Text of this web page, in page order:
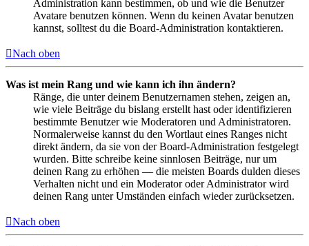
Administration kann bestimmen, ob und wie die Benutzer
Avatare benutzen können. Wenn du keinen Avatar benutzen
kannst, solltest du die Board-Administration kontaktieren.
Nach oben
Was ist mein Rang und wie kann ich ihn ändern?
Ränge, die unter deinem Benutzernamen stehen, zeigen an,
wie viele Beiträge du bislang erstellt hast oder identifizieren
bestimmte Benutzer wie Moderatoren und Administratoren.
Normalerweise kannst du den Wortlaut eines Ranges nicht
direkt ändern, da sie von der Board-Administration festgelegt
wurden. Bitte schreibe keine sinnlosen Beiträge, nur um
deinen Rang zu erhöhen — die meisten Boards dulden dieses
Verhalten nicht und ein Moderator oder Administrator wird
deinen Rang unter Umständen einfach wieder zurücksetzen.
Nach oben